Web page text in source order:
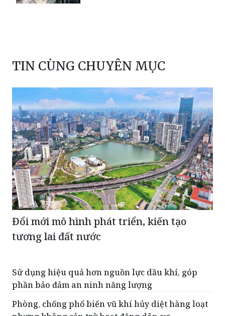
TIN CÙNG CHUYÊN MỤC
Đổi mới mô hình phát triển, kiến tạo
tương lai đất nước
Sử dụng hiệu quả hơn nguồn lực dầu khí, góp
phần bảo đảm an ninh năng lượng
Phòng, chống phổ biến vũ khí hủy diệt hàng loạt